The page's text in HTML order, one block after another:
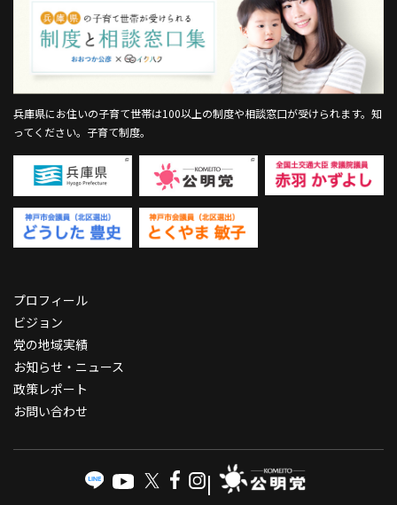
プロフィール
ビジョン
党の地域実績
お知らせ・ニュース
政策レポート
お問い合わせ
兵庫県にお住いの子育て世帯は100以上の制度や相談窓口が受けられます。 知
ってください。子育て制度。